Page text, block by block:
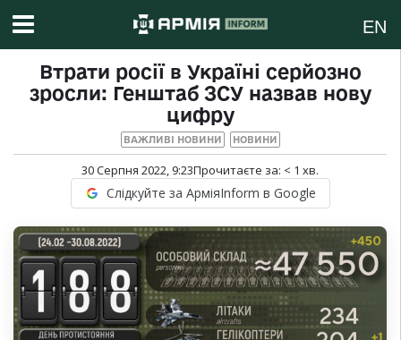
EN
Втрати росії в Україні серйозно
зросли: Генштаб ЗСУ назвав нову
цифру
ВАЖЛИВІ НОВИНИ НОВИНИ
30 Серпня 2022, 9:23Прочитаєте за: < 1 хв.
Слідкуйте за АрміяInform в Google